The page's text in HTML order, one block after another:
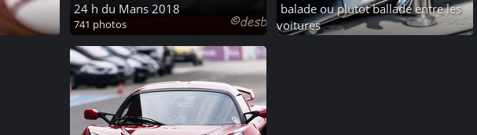
24 h du Mans 2018
741 photos
balade ou plutot ballade entre les
voitures